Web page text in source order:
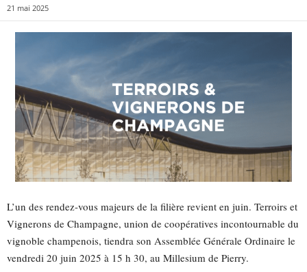
21 mai 2025
L’un des rendez-vous majeurs de la filière revient en juin. Terroirs et
Vignerons de Champagne, union de coopératives incontournable du
vignoble champenois, tiendra son Assemblée Générale Ordinaire le
vendredi 20 juin 2025 à 15 h 30, au Millesium de Pierry.